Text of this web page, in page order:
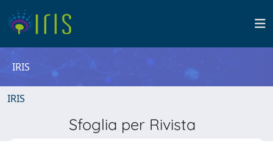
IRIS
IRIS
Sfoglia per Rivista